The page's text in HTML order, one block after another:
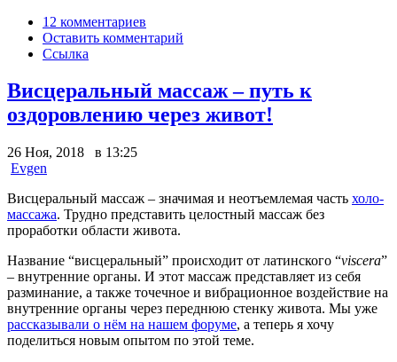
12 комментариев
Оставить комментарий
Ссылка
Висцеральный массаж – путь к
оздоровлению через живот!
26 Ноя, 2018 в 13:25
Evgen
Висцеральный массаж – значимая и неотъемлемая часть холо-
массажа. Трудно представить целостный массаж без
проработки области живота.
Название “висцеральный” происходит от латинского “viscera”
– внутренние органы. И этот массаж представляет из себя
разминание, а также точечное и вибрационное воздействие на
внутренние органы через переднюю стенку живота. Мы уже
рассказывали о нём на нашем форуме, а теперь я хочу
поделиться новым опытом по этой теме.